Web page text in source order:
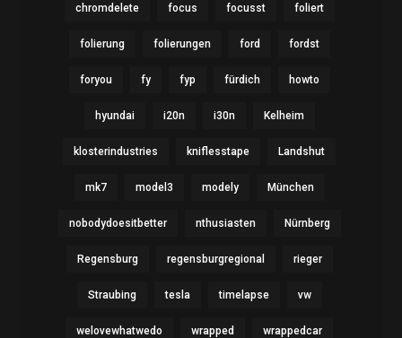
chromdelete focus focusst foliert
folierung folierungen ford fordst
foryou fy fyp fürdich howto
hyundai i20n i30n Kelheim
klosterindustries kniflesstape Landshut
mk7 model3 modely München
nobodydoesitbetter nthusiasten Nürnberg
Regensburg regensburgregional rieger
Straubing tesla timelapse vw
welovewhatwedo wrapped wrappedcar